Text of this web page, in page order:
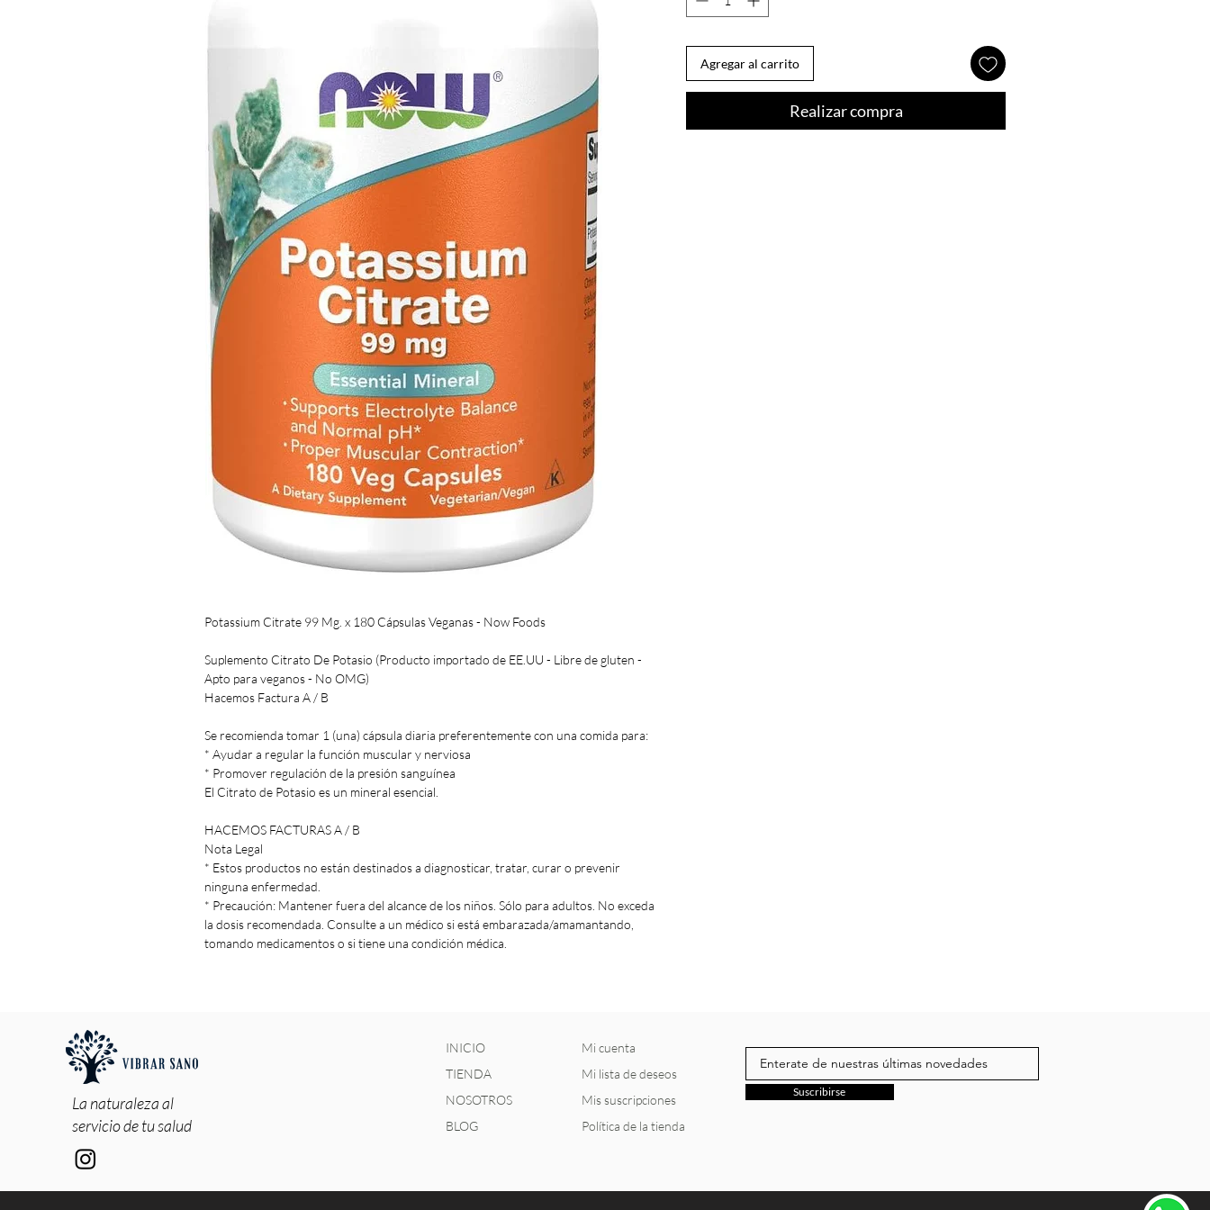
Potassium Citrate 99 Mg. x 180 Cápsulas Veganas - Now Foods
Suplemento Citrato De Potasio (Producto importado de EE.UU - Libre de gluten -
Apto para veganos - No OMG)
Hacemos Factura A / B
Se recomienda tomar 1 (una) cápsula diaria preferentemente con una comida para:
* Ayudar a regular la función muscular y nerviosa
* Promover regulación de la presión sanguínea
El Citrato de Potasio es un mineral esencial.
HACEMOS FACTURAS A / B
Nota Legal
* Estos productos no están destinados a diagnosticar, tratar, curar o prevenir
ninguna enfermedad.
* Precaución: Mantener fuera del alcance de los niños. Sólo para adultos. No exceda
la dosis recomendada. Consulte a un médico si está embarazada/amamantando,
tomando medicamentos o si tiene una condición médica.
Agregar al carrito
Realizar compra
La naturaleza al
servicio de tu salud
INICIO
TIENDA
NOSOTROS
BLOG
Mi cuenta
Mi lista de deseos
Mis suscripciones
Política de la tienda
Suscribirse